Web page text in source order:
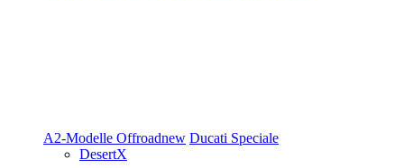
A2-Modelle Offroadnew Ducati Speciale
DesertX